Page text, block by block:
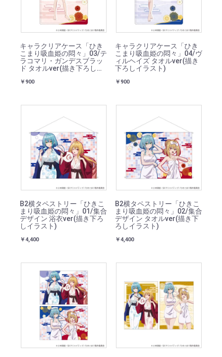
キャラクリアケース「ひき
こまり吸血姫の悶々」03/テ
ラコマリ・ガンデスブラッ
ド タオルver(描き下ろしイ
￥900
キャラクリアケース「ひき
こまり吸血姫の悶々」04/ヴ
ィルヘイズ タオルver(描き
下ろしイラスト)
￥900
B2横タペストリー「ひきこ
まり吸血姫の悶々」01/集合
デザイン 浴衣ver(描き下ろ
しイラスト)
￥4,400
B2横タペストリー「ひきこ
まり吸血姫の悶々」02/集合
デザイン タオルver(描き下
ろしイラスト)
￥4,400